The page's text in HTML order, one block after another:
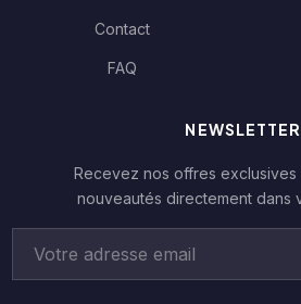
Contact
FAQ
NEWSLETTER
Recevez nos offres
nouveautés directement dans